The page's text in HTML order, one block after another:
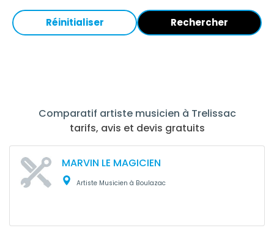
Réinitialiser Rechercher
Comparatif artiste musicien à Trelissac
tarifs, avis et devis gratuits
MARVIN LE MAGICIEN
Artiste Musicien à Boulazac